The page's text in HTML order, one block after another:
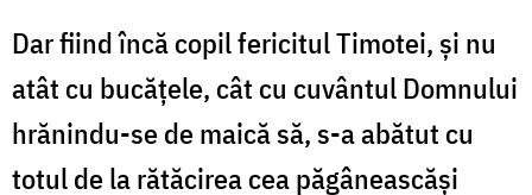
Dar fiind încă copil fericitul Timotei, și nu
atât cu bucățele, cât cu cuvântul Domnului
hrănindu-se de maică să, s-a abătut cu
totul de la rătăcirea cea păgâneascăși